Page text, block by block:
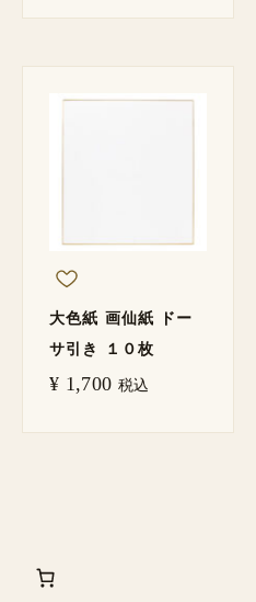
大色紙 画仙紙 ドー
サ引き １０枚
¥ 1,700 税込